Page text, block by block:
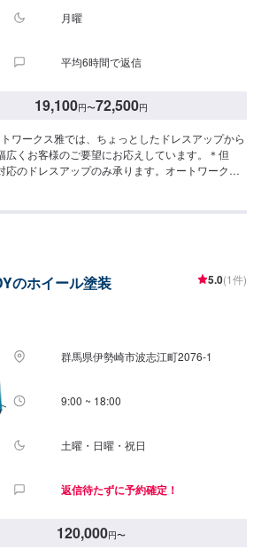
月曜
平均6時間で返信
19,100円〜72,500円
ワークス雅では、ちょっとしたドレスアップから
広くお客様のご要望にお応えしています。＊但
応のドレスアップのみ承ります。オートワークス
ップ】⭐️充実した設備⭐️様々なお客様のご要望に
る地域に密着したサービス⭐️親切・丁寧をモット
おります。【こだわりの設備】⭕️塗装ブース完
コリをシャットアウトし、作業環境の向上を実
す。マスキング時に、少しでも隙間が有ると、
箇所に付着してしまいますので、細心の注意を
に塗料を撹拌し、仕上がりの品質を保ちます。
料貸し出しを行なっております。ご希望の方は
※燃料代はお客様負担となります。また、状況に
もございます。【営業時間・定休日】⏰営業時
：月曜・祝日
のホイール塗装 5.0(1件)
群馬県伊勢崎市波志江町2076-1
9:00 ~ 18:00
土曜・日曜・祝日
返信待たずに予約確定！
120,000円〜